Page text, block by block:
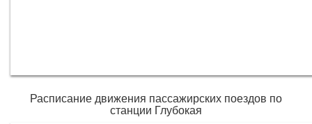
Расписание движения пассажирских поездов по
станции Глубокая